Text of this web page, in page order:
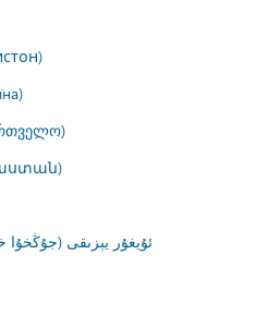
ئۇيغۇر يېزىقى (جۇڭخۇا